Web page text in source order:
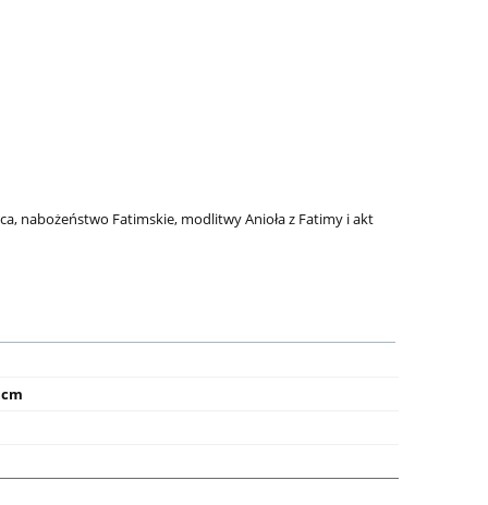
nabożeństwo Fatimskie, modlitwy Anioła z Fatimy i akt